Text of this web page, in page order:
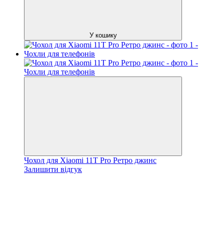
У кошику
Чохол для Xiaomi 11T Pro Ретро джинс
Залишити відгук